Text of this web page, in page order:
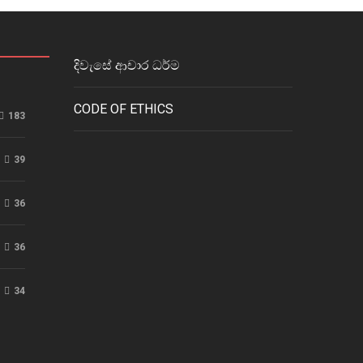
183
39
36
36
34
දිවැසේ ආචාර ධර්ම
CODE OF ETHICS